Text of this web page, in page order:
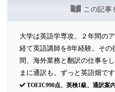
この記事
大学は英語学専攻。２年間の
経て英語講師を8年経験。その
間、海外業務と翻訳の仕事を
まに通訳も。ずっと英語畑です
TOEIC990点、英検1級、通訳案